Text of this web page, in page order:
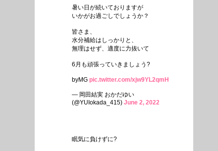
暑い日が続いておりますが
いかがお過ごしでしょうか？
皆さま、
水分補給はしっかりと、
無理はせず、適度に力抜いて
6月も頑張っていきましょう?
byMG pic.twitter.com/xjw9YL2qmH
— 岡田結実 おかだゆい
(@YUIokada_415) June 2, 2022
眠気に負けずに?